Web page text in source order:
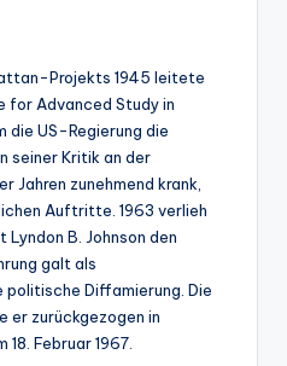
Projekts 1945 leitete
for Advanced Study in
die US-Regierung die
seiner Kritik an der
Jahren zunehmend krank,
Auftritte. 1963 verlieh
B. Johnson den
galt als
Diffamierung. Die
er zurückgezogen in
Februar 1967.